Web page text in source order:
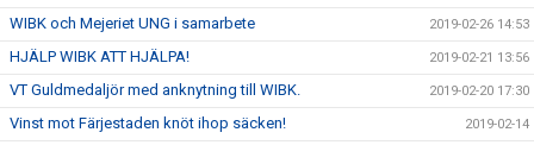
WIBK och Mejeriet UNG i samarbete 2019-02-26 14:53
HJÄLP WIBK ATT HJÄLPA! 2019-02-21 13:56
VT Guldmedaljör med anknytning till WIBK. 2019-02-20 17:30
Vinst mot Färjestaden knöt ihop säcken! 2019-02-14